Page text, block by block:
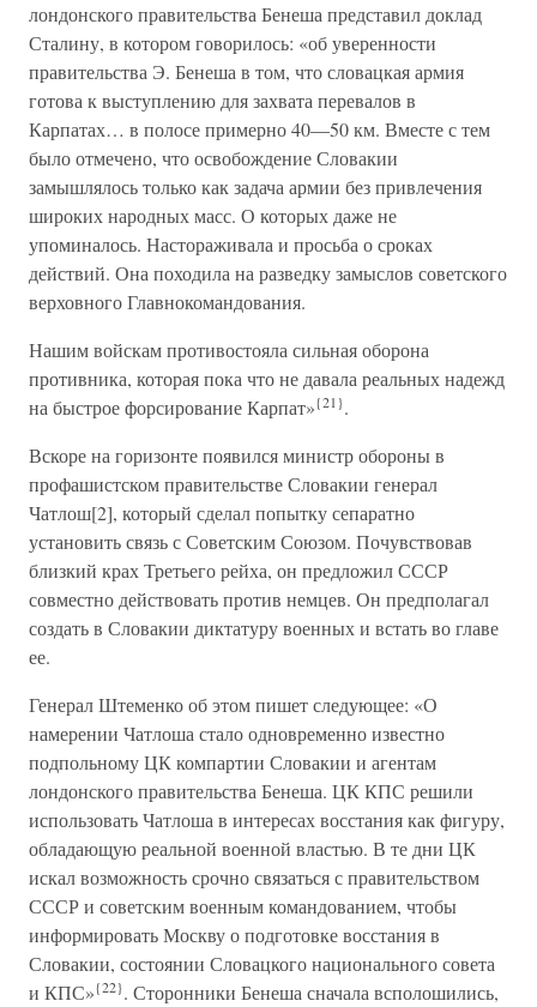
лондонского правительства Бенеша представил доклад
Сталину, в котором говорилось: «об уверенности
правительства Э. Бенеша в том, что словацкая армия
готова к выступлению для захвата перевалов в
Карпатах… в полосе примерно 40—50 км. Вместе с тем
было отмечено, что освобождение Словакии
замышлялось только как задача армии без привлечения
широких народных масс. О которых даже не
упоминалось. Настораживала и просьба о сроках
действий. Она походила на разведку замыслов советского
верховного Главнокомандования.
Нашим войскам противостояла сильная оборона
противника, которая пока что не давала реальных надежд
на быстрое форсирование Карпат»{21}.
Вскоре на горизонте появился министр обороны в
профашистском правительстве Словакии генерал
Чатлош[2], который сделал попытку сепаратно
установить связь с Советским Союзом. Почувствовав
близкий крах Третьего рейха, он предложил СССР
совместно действовать против немцев. Он предполагал
создать в Словакии диктатуру военных и встать во главе
ее.
Генерал Штеменко об этом пишет следующее: «О
намерении Чатлоша стало одновременно известно
подпольному ЦК компартии Словакии и агентам
лондонского правительства Бенеша. ЦК КПС решили
использовать Чатлоша в интересах восстания как фигуру,
обладающую реальной военной властью. В те дни ЦК
искал возможность срочно связаться с правительством
СССР и советским военным командованием, чтобы
информировать Москву о подготовке восстания в
Словакии, состоянии Словацкого национального совета
и КПС»{22}. Сторонники Бенеша сначала всполошились,